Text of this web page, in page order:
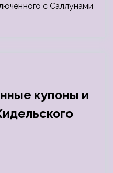
с Саллунами
купоны и